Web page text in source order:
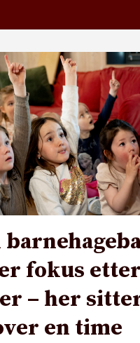
fokus
– her
en time